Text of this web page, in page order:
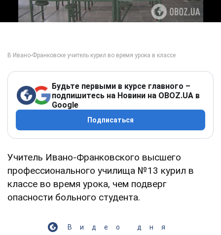
Будьте первыми в курсе главного –
подпишитесь на Новини на OBOZ.UA в
Google
Подписаться
Учитель Ивано-Франковского высшего
профессионального училища №13 курил в
классе во время урока, чем подверг
опасности больного студента.
Видео дня